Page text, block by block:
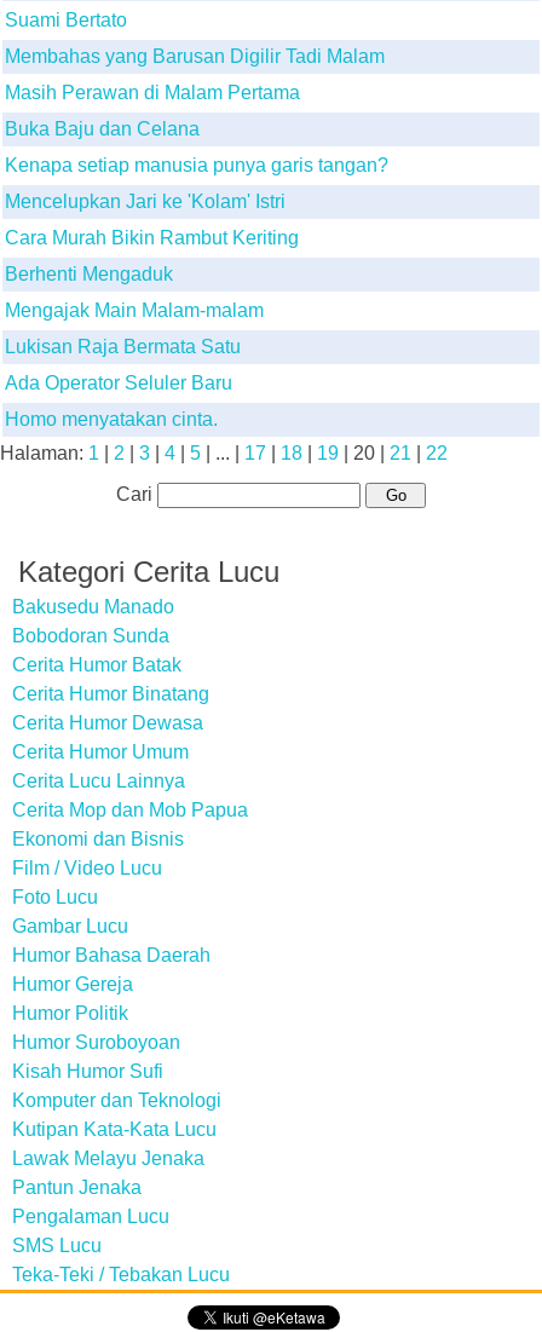
Suami Bertato
Membahas yang Barusan Digilir Tadi Malam
Masih Perawan di Malam Pertama
Buka Baju dan Celana
Kenapa setiap manusia punya garis tangan?
Mencelupkan Jari ke 'Kolam' Istri
Cara Murah Bikin Rambut Keriting
Berhenti Mengaduk
Mengajak Main Malam-malam
Lukisan Raja Bermata Satu
Ada Operator Seluler Baru
Homo menyatakan cinta.
Halaman: 1 2 3 4 5 | ... | 17 18 19 20 21
22
Cari
Kategori Cerita Lucu
Bakusedu Manado
Bobodoran Sunda
Cerita Humor Batak
Cerita Humor Binatang
Cerita Humor Dewasa
Cerita Humor Umum
Cerita Lucu Lainnya
Cerita Mop dan Mob Papua
Ekonomi dan Bisnis
Film / Video Lucu
Foto Lucu
Gambar Lucu
Humor Bahasa Daerah
Humor Gereja
Humor Politik
Humor Suroboyoan
Kisah Humor Sufi
Komputer dan Teknologi
Kutipan Kata-Kata Lucu
Lawak Melayu Jenaka
Pantun Jenaka
Pengalaman Lucu
SMS Lucu
Teka-Teki / Tebakan Lucu